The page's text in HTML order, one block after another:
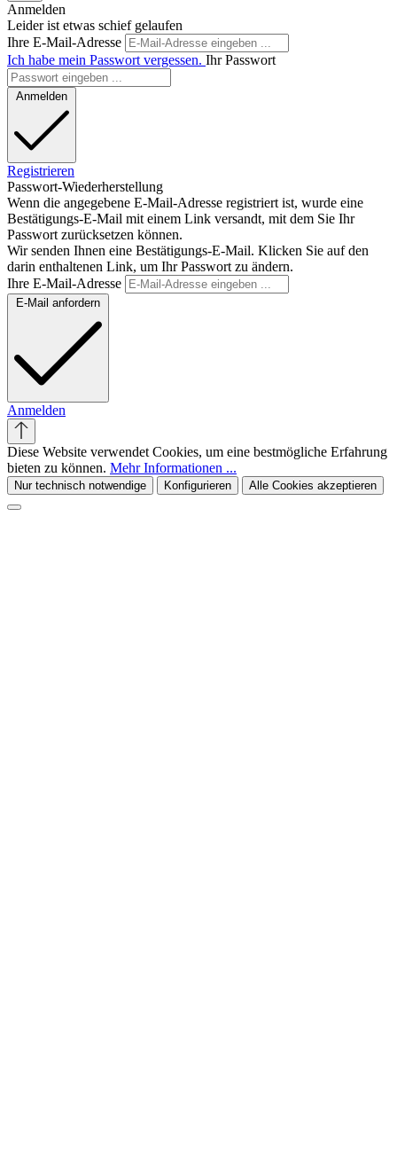
Anmelden
Leider ist etwas schief gelaufen
Ihre E-Mail-Adresse
Ich habe mein Passwort vergessen. Ihr Passwort
Anmelden
Registrieren
Passwort-Wiederherstellung
Wenn die angegebene E-Mail-Adresse registriert ist, wurde eine
Bestätigungs-E-Mail mit einem Link versandt, mit dem Sie Ihr
Passwort zurücksetzen können.
Wir senden Ihnen eine Bestätigungs-E-Mail. Klicken Sie auf den
darin enthaltenen Link, um Ihr Passwort zu ändern.
Ihre E-Mail-Adresse
E-Mail anfordern
Anmelden
Diese Website verwendet Cookies, um eine bestmögliche Erfahrung
bieten zu können. Mehr Informationen ...
Nur technisch notwendige Konfigurieren Alle Cookies akzeptieren